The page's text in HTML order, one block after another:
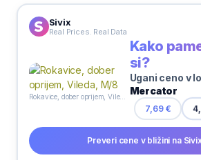
Sivix
Real Prices. Real Data
Rokavice, dober oprijem, Vileda, M/8
Kako
si?
Ugani ceno v
Mercator
7,69 €
Preveri cene v bližini na